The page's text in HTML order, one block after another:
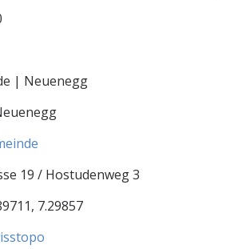
| Neuenegg
19 / Hostudenweg 3
, 7.29857